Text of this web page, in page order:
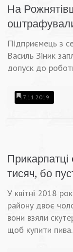
На
Підприємець з
Василь Зіник
допуск до
17.11.2019
тисяч, бо
У квітні 2018
району двоє
вони взяли
щоб купити пива.